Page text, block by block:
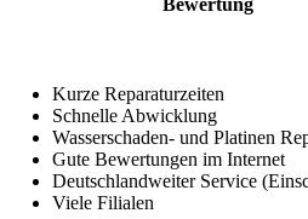
Kurze Reparaturzeiten
Schnelle Abwicklung
Wasserschaden- und Platinen
Gute Bewertungen im Internet
Deutschlandweiter Service
Viele Filialen